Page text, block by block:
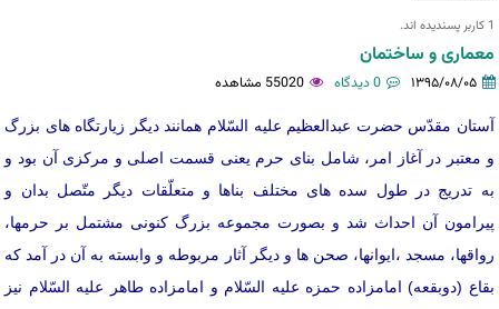
1 کاربر پسندیده اند.‎
معماری و ساختمان
۱۳۹۵/۰۸/۰۵ 0 دیدگاه 55020 مشاهده
آستان مقدّس حضرت عبدالعظیم علیه السّلام همانند دیگر زیارتگاه های بزرگ
و معتبر در آغاز امر، شامل بنای حرم یعنی قسمت اصلی و مركزی آن بود و
به تدریج در طول سده های مختلف بناها و متعلّقات دیگر متّصل بدان و
پیرامون آن احداث شد و بصورت مجموعه بزرگ كنونی مشتمل بر حرمها،
رواقها، مسجد ،ایوانها، صحن ها و دیگر آثار مربوطه و وابسته به آن در آمد كه
بقاع (دوبقعه) امامزاده حمزه علیه السّلام و امامزاده طاهر علیه السّلام نیز